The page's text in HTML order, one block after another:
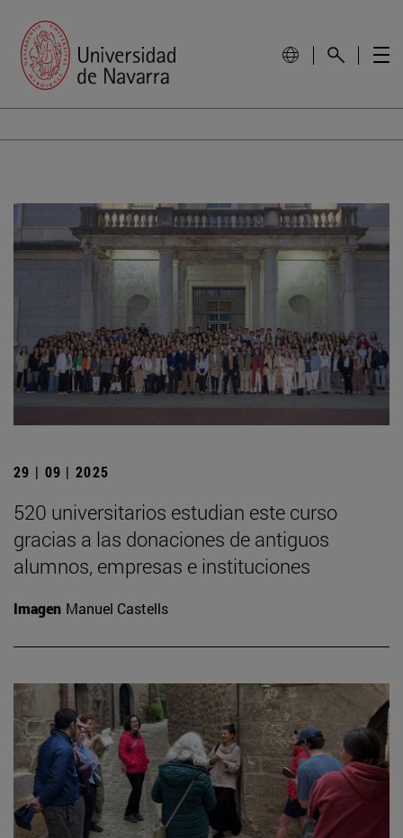
29 | 09 | 2025
520 universitarios estudian este curso
gracias a las donaciones de antiguos
alumnos, empresas e instituciones
Imagen Manuel Castells